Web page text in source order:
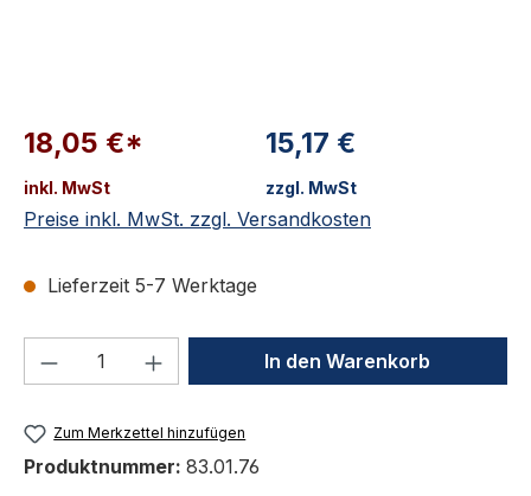
18,05 €*
inkl. MwSt
15,17 €
zzgl. MwSt
Preise inkl. MwSt. zzgl. Versandkosten
Lieferzeit 5-7 Werktage
Produkt Anzahl: Gib denIn den Warenkorb
Zum Merkzettel hinzufügen
Produktnummer: 83.01.76